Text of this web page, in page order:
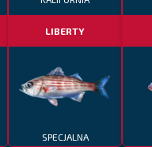
LIBERTY
SPECJALNA